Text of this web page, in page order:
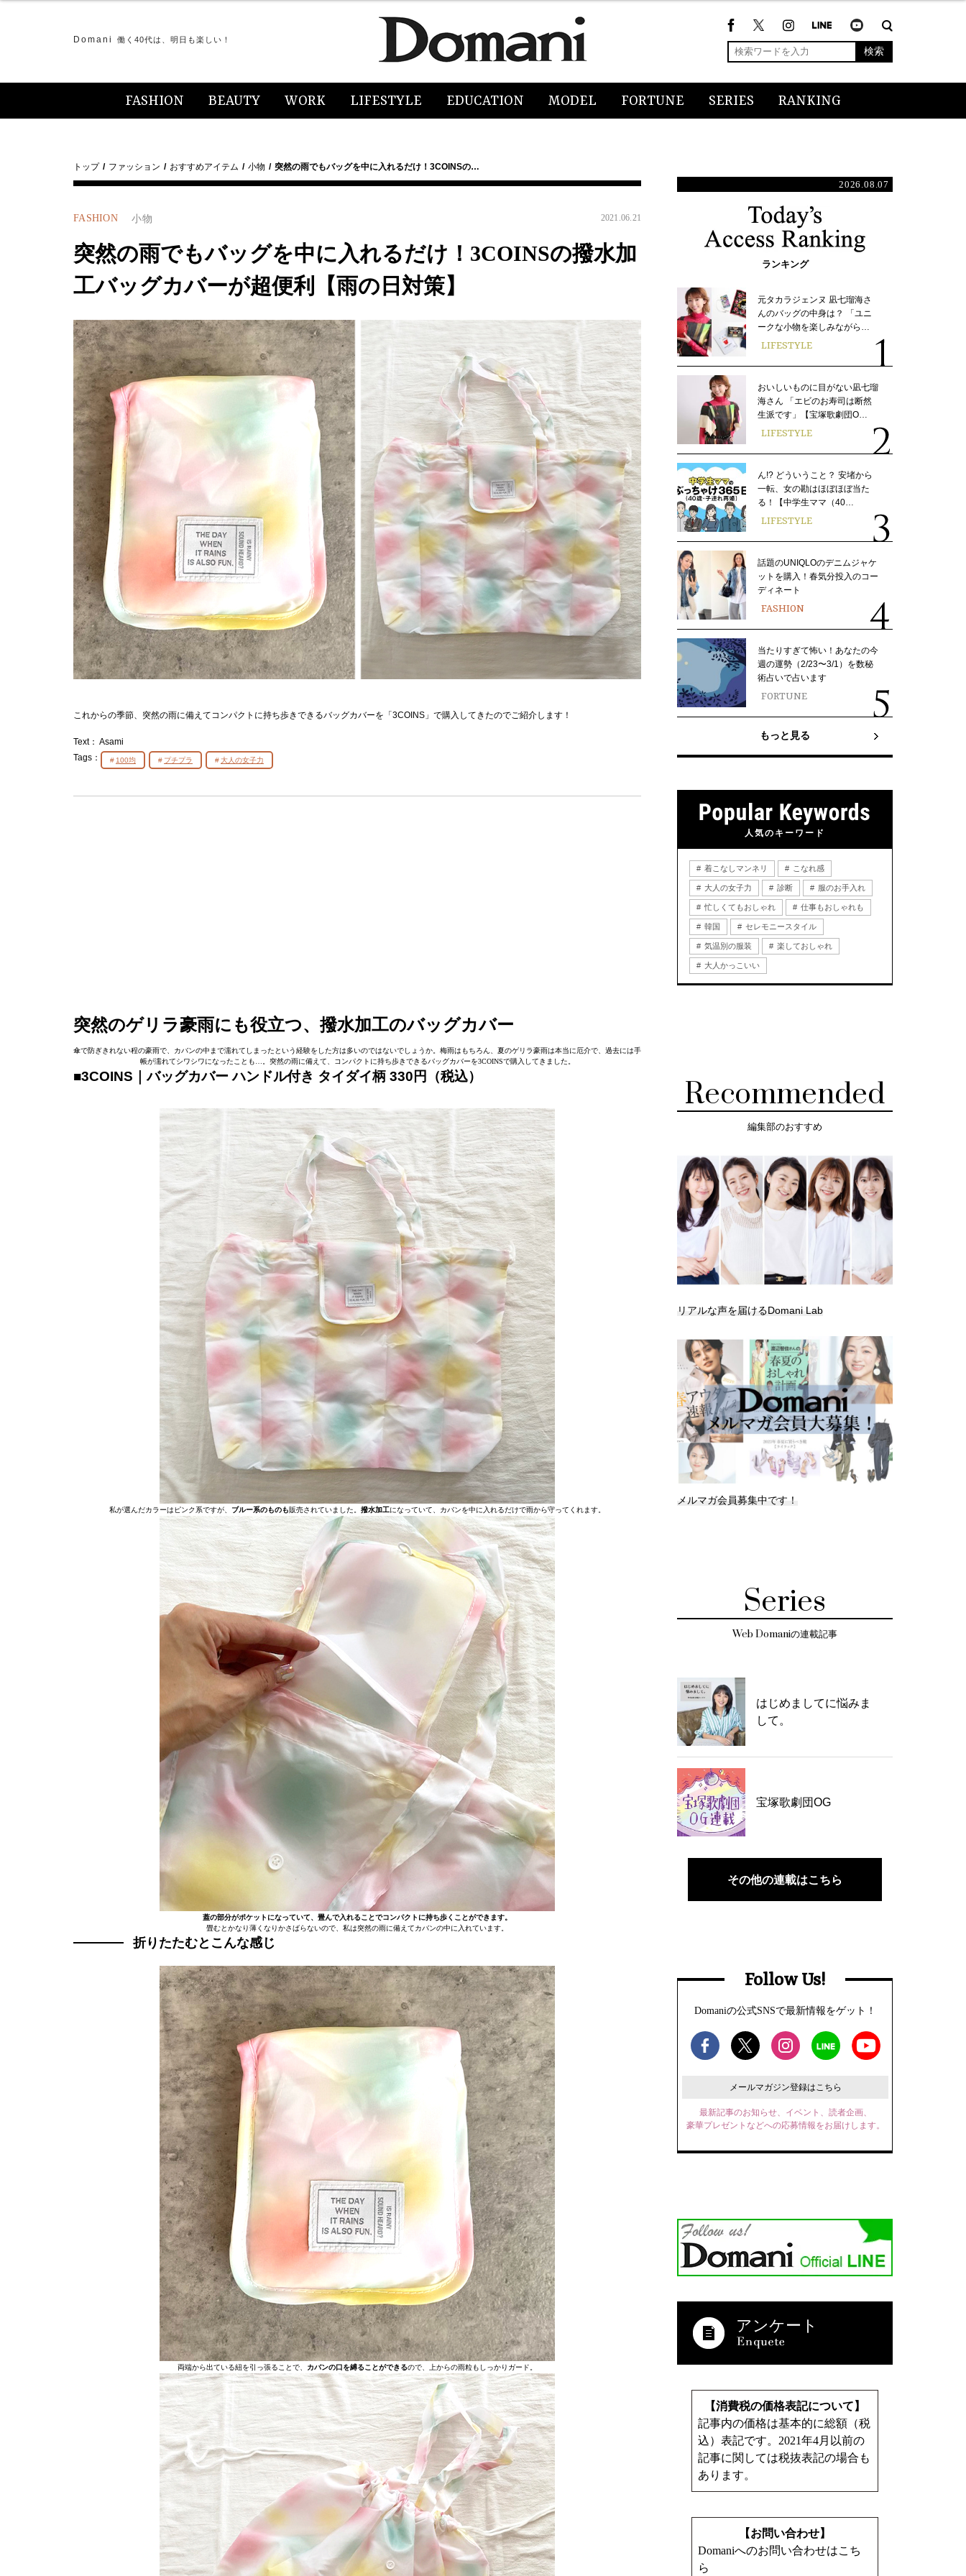
Domani 働く40代は、明日も楽しい！
検索
FASHION BEAUTY WORK LIFESTYLE EDUCATION MODEL FORTUNE SERIES RANKING
トップ ファッション おすすめアイテム 小物 突然の雨でもバッグを中に入れるだけ！3COINSの…
FASHION 小物 2021.06.21
突然の雨でもバッグを中に入れるだけ！3COINSの撥水加
工バッグカバーが超便利【雨の日対策】
これからの季節、突然の雨に備えてコンパクトに持ち歩きできるバッグカバーを「3COINS」で購入してきたのでご紹介します！
Text： Asami
Tags：
100均 プチプラ 大人の女子力
突然のゲリラ豪雨にも役立つ、撥水加工のバッグカバー
傘で防ぎきれない程の豪雨で、カバンの中まで濡れてしまったという経験をした方は多いのではないでしょうか。梅雨はもちろん、夏のゲリラ豪雨は本当に厄介で、過去には手
帳が濡れてシワシワになったことも…。突然の雨に備えて、コンパクトに持ち歩きできるバッグカバーを3COINSで購入してきました。
■3COINS｜バッグカバー ハンドル付き タイダイ柄 330円（税込）
私が選んだカラーはピンク系ですが、 ブルー系のものも販売されていました。 撥水加工になっていて、カバンを中に入れるだけで雨から守ってくれます。
蓋の部分がポケットになっていて、畳んで入れることでコンパクトに持ち歩くことができます。
畳むとかなり薄くなりかさばらないので、私は突然の雨に備えてカバンの中に入れています。
折りたたむとこんな感じ
両端から出ている紐を引っ張ることで、 カバンの口を縛ることができるので、上からの雨粒もしっかりガード。
2026.08.07
ランキング
元タカラジェンヌ 凪七瑠海さ
んのバッグの中身は？ 「ユニ
ークな小物を楽しみながら…
LIFESTYLE
おいしいものに目がない凪七瑠
海さん 「エビのお寿司は断然
生派です」【宝塚歌劇団O…
LIFESTYLE
ん!? どういうこと？ 安堵から
一転、女の勘はほぼほぼ当た
る！【中学生ママ（40…
LIFESTYLE
話題のUNIQLOのデニムジャケ
ットを購入！春気分投入のコー
ディネート
FASHION
当たりすぎて怖い！あなたの今
週の運勢（2/23〜3/1）を数秘
術占いで占います
FORTUNE
もっと見る
人気のキーワード
着こなしマンネリ こなれ感
大人の女子力 診断 服のお手入れ
忙しくてもおしゃれ 仕事もおしゃれも
韓国 セレモニースタイル
気温別の服装 楽しておしゃれ
大人かっこいい
Recommended
編集部のおすすめ
リアルな声を届けるDomani Lab
メルマガ会員募集中です！
Series
Web Domaniの連載記事
はじめましてに悩みま
して。
宝塚歌劇団OG
その他の連載はこちら
Follow Us!
Domaniの公式SNSで最新情報をゲット！
メールマガジン登録はこちら
最新記事のお知らせ、イベント、読者企画、
豪華プレゼントなどへの応募情報をお届けします。
アンケート
【消費税の価格表記について】
記事内の価格は基本的に総額（税
込）表記です。2021年4月以前の
記事に関しては税抜表記の場合も
あります。
【お問い合わせ】
Domaniへのお問い合わせはこち
ら